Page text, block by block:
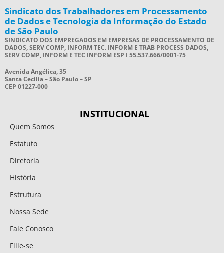
Sindicato dos Trabalhadores em Processamento
de Dados e Tecnologia da Informação do Estado
de São Paulo
SINDICATO DOS EMPREGADOS EM EMPRESAS DE PROCESSAMENTO DE
DADOS, SERV COMP, INFORM TEC. INFORM E TRAB PROCESS DADOS,
SERV COMP, INFORM E TEC INFORM ESP I 55.537.666/0001-75
Avenida Angélica, 35
Santa Cecília – São Paulo – SP
CEP 01227-000
INSTITUCIONAL
Quem Somos
Estatuto
Diretoria
História
Estrutura
Nossa Sede
Fale Conosco
Filie-se